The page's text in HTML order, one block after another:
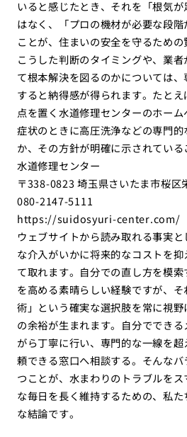
いると感じたとき、それを「根気
はなく、「プロの機材が必要な段
ことが、住まいの安全を守るための
こうした判断のタイミングや、業
て根本解決を図るのかについては
すると納得感が得られます。たと
点を置く水道修理センターのホー
症状のときに高圧洗浄などの専門
か、その方針が明確に示されている
水道修理センター
〒338-0823 埼玉県さいたま市桜区
080-2147-5111
https://suidosyuri-center.com/
ウェブサイトから読み取れる事実
な介入がいかに将来的なコストを
て取れます。自分での直し方を模
を高める素晴らしい経験ですが、
術」という確実な選択肢を常に視
の余裕が生まれます。自分ででき
がら丁寧に行い、専門的な一線を
頼できる窓口へ相談する。そんな
つことが、水まわりのトラブルを
な毎日を長く維持するための、私
な結論です。